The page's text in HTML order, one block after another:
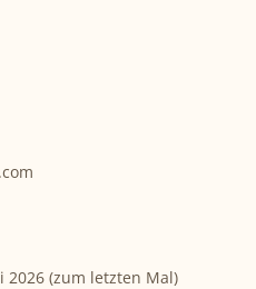
2026 (zum letzten Mal)